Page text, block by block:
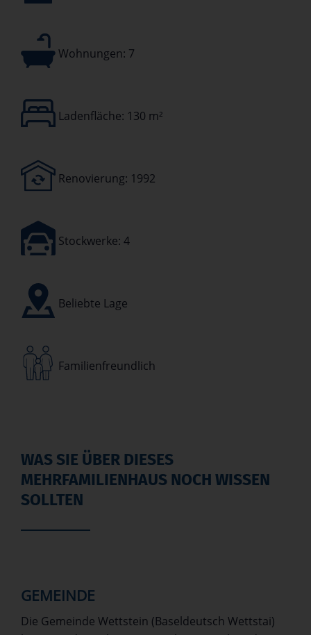
Wohnungen: 7
Ladenfläche: 130 m²
Renovierung: 1992
Stockwerke: 4
Beliebte Lage
Familienfreundlich
WAS SIE ÜBER DIESES
MEHRFAMILIENHAUS NOCH WISSEN
SOLLTEN
GEMEINDE
Die Gemeinde Wettstein (Baseldeutsch Wettstai)